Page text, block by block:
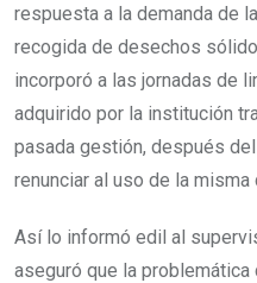
respuesta a la demanda de
recogida de desechos
incorporó a las jornadas de
adquirido por la institución
pasada gestión, después
renunciar al uso de la
Así lo informó edil al
aseguró que la